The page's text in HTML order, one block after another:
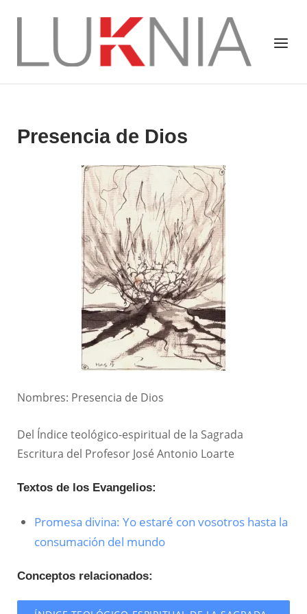
Menú
Presencia de Dios
Nombres: Presencia de Dios
Del Índice teológico-espiritual de la Sagrada
Escritura del Profesor José Antonio Loarte
Textos de los Evangelios:
Promesa divina: Yo estaré con vosotros hasta la
consumación del mundo
Conceptos relacionados: